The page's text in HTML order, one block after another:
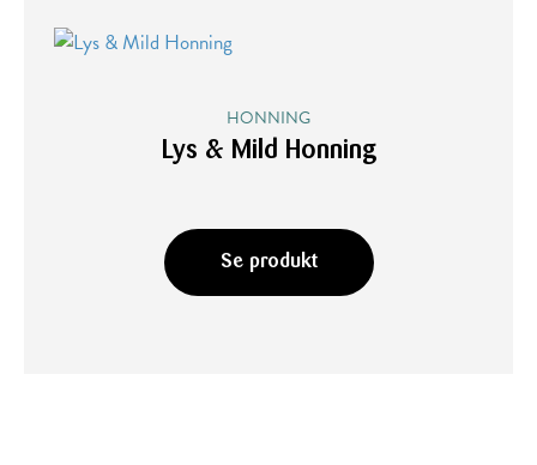
HONNING
Lys & Mild Honning
Se produkt